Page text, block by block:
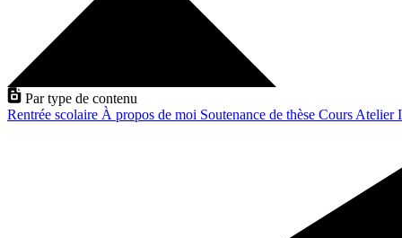
Par type de contenu
Rentrée scolaire À propos de moi Soutenance de thèse Cours Atelier